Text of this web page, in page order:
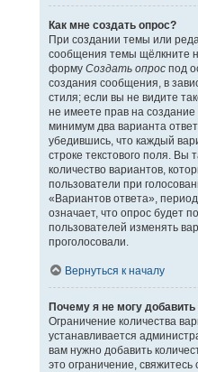
Как мне создать опрос?
При создании темы или
сообщения темы щёлкните
форму Создать опроспод
создания сообщения, в
стиля; если вы не видите
не имеете прав на создание
минимум два варианта
убедившись, что каждый
строке текстового поля. Вы
количество вариантов,
пользователи при
«Вариантов ответа»,
означает, что опрос будет
пользователей изменять
проголосовали.
Вернуться к началу
Почему я не могу
Ограничение количества
устанавливается
вам нужно добавить
это ограничение,